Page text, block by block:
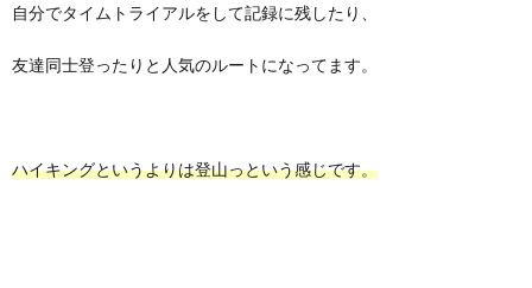
自分でタイムトライアルをして記録に残したり、
友達同士登ったりと人気のルートになってます。
ハイキングというよりは登山っという感じです。